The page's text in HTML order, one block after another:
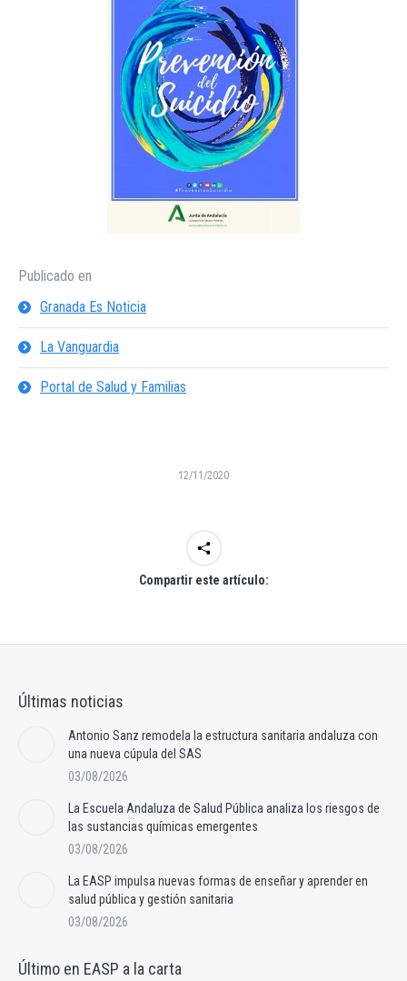
Publicado en
Granada Es Noticia
La Vanguardia
Portal de Salud y Familias
12/11/2020
Compartir este artículo:
Últimas noticias
Antonio Sanz remodela la estructura sanitaria andaluza con
una nueva cúpula del SAS
03/08/2026
La Escuela Andaluza de Salud Pública analiza los riesgos de
las sustancias químicas emergentes
03/08/2026
La EASP impulsa nuevas formas de enseñar y aprender en
salud pública y gestión sanitaria
03/08/2026
Último en EASP a la carta